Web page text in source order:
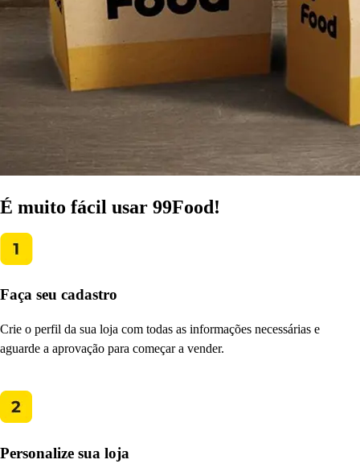
É muito fácil usar 99Food!
Faça seu cadastro
Crie o perfil da sua loja com todas as informações necessárias e
aguarde a aprovação para começar a vender.
Personalize sua loja